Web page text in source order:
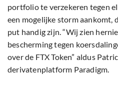
portfolio te verzekeren tegen
een mogelijke storm aankomt,
put handig zijn. “Wij zien
bescherming tegen
over de FTX Token” aldus
derivatenplatform Paradigm.